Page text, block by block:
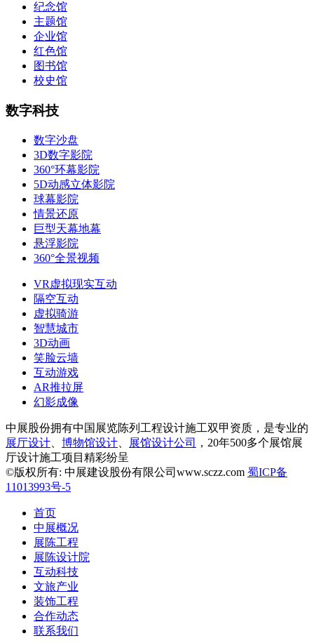
纪念馆
主题馆
企业馆
红色馆
图书馆
校史馆
数字科技
数字沙盘
3D数字影院
360°环幕影院
5D动感立体影院
球幕影院
情景还原
巨型天幕地幕
悬浮影院
360°全景视频
VR虚拟现实互动
隔空互动
虚拟骑游
智慧城市
3D动画
笑脸云墙
互动游戏
AR推拉屏
幻影成像
中展股份拥有中国展览陈列工程设计施工双甲资质，是专业的
展厅设计
博物馆设计 展馆设计公司
，20年500多个展馆展
厅设计施工项目精彩纷呈
©版权所有: 中展建设股份有限公司www.sczz.com 蜀ICP备
11013993号-5
首页
中展概况
展陈工程
展陈设计院
互动科技
文旅产业
装饰工程
合作动态
联系我们